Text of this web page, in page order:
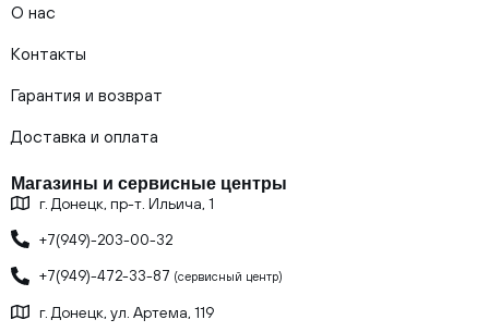
О нас
Контакты
Гарантия и возврат
Доставка и оплата
Магазины и сервисные центры
г. Донецк, пр-т. Ильича, 1
+7(949)-203-00-32
+7(949)-472-33-87 (сервисный центр)
г. Донецк, ул. Артема, 119